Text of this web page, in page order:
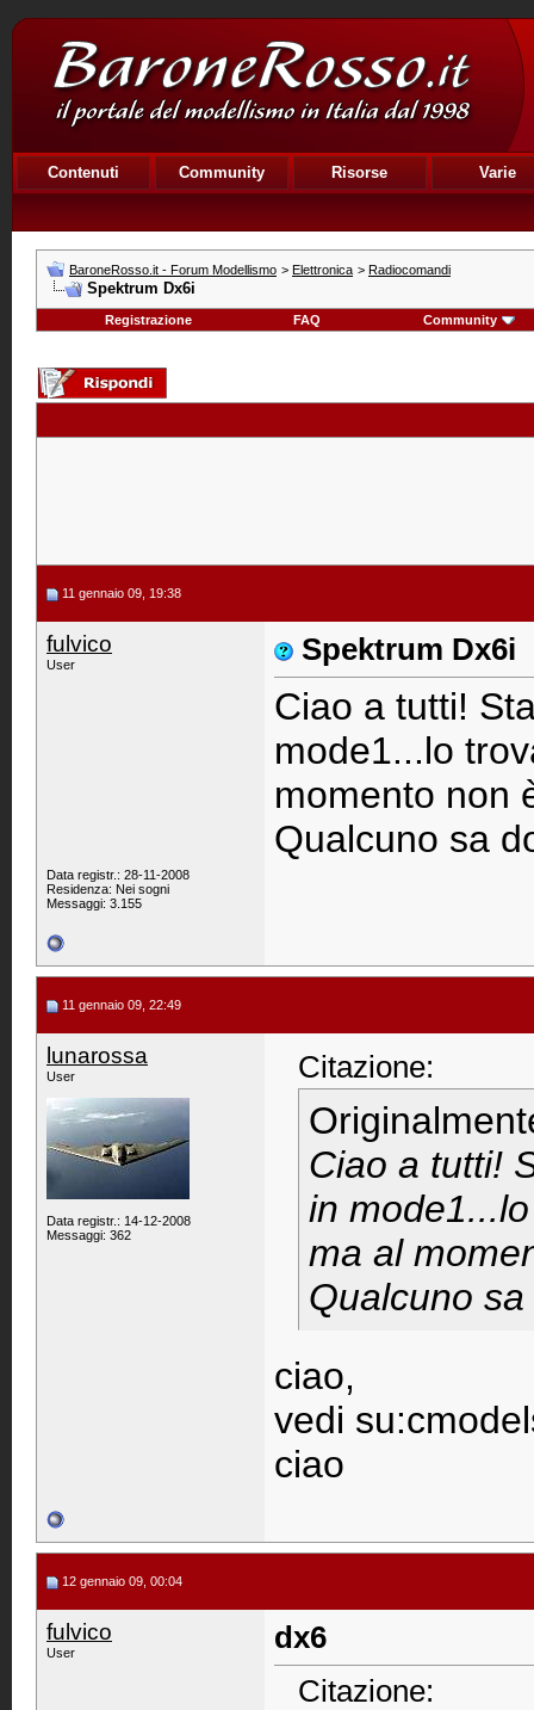
Contenuti Community Risorse Varie
BaroneRosso.it - Forum Modellismo > Elettronica > Radiocomandi
Spektrum Dx6i
Registrazione FAQ Community
11 gennaio 09, 19:38
fulvico
User
Data registr.: 28-11-2008
Residenza: Nei sogni
Messaggi: 3.155
Spektrum Dx6i
Ciao a tutti!
mode1...lo
momento non
Qualcuno sa
11 gennaio 09, 22:49
lunarossa
User
Data registr.: 14-12-2008
Messaggi: 362
Citazione:
Ciao a tutti!
in
ma al
Qualcuno
ciao,
vedi
ciao
12 gennaio 09, 00:04
fulvico
User
dx6
Citazione: